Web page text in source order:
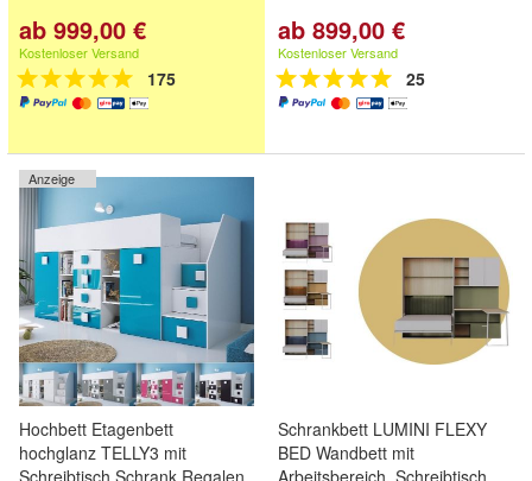
ab 999,00 €
Kostenloser Versand
175
ab 899,00 €
Kostenloser Versand
25
Anzeige
Hochbett Etagenbett
hochglanz TELLY3 mit
Schreibtisch Schrank Regalen
Schrankbett LUMINI FLEXY
BED Wandbett mit
Arbeitsbereich, Schreibtisch